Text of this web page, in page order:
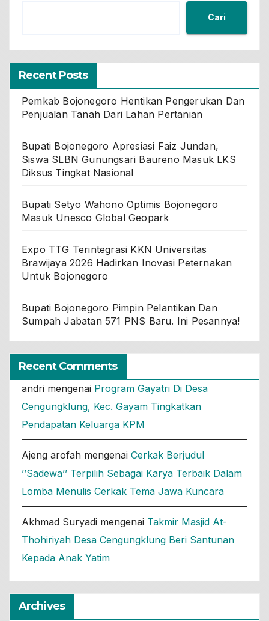
Cari
Recent Posts
Pemkab Bojonegoro Hentikan Pengerukan Dan
Penjualan Tanah Dari Lahan Pertanian
Bupati Bojonegoro Apresiasi Faiz Jundan,
Siswa SLBN Gunungsari Baureno Masuk LKS
Diksus Tingkat Nasional
Bupati Setyo Wahono Optimis Bojonegoro
Masuk Unesco Global Geopark
Expo TTG Terintegrasi KKN Universitas
Brawijaya 2026 Hadirkan Inovasi Peternakan
Untuk Bojonegoro
Bupati Bojonegoro Pimpin Pelantikan Dan
Sumpah Jabatan 571 PNS Baru. Ini Pesannya!
Recent Comments
andri mengenai Program Gayatri Di Desa
Cengungklung, Kec. Gayam Tingkatkan
Pendapatan Keluarga KPM
Ajeng arofah mengenai Cerkak Berjudul
’’Sadewa’’ Terpilih Sebagai Karya Terbaik Dalam
Lomba Menulis Cerkak Tema Jawa Kuncara
Akhmad Suryadi mengenai Takmir Masjid At-
Thohiriyah Desa Cengungklung Beri Santunan
Kepada Anak Yatim
Archives